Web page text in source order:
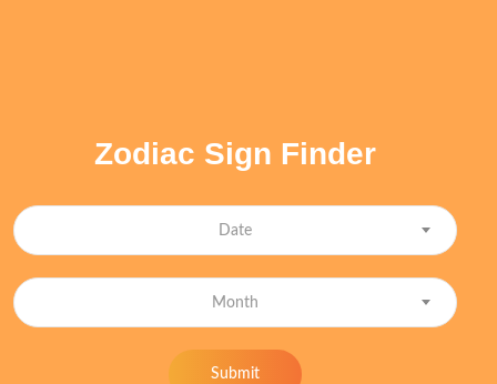
Zodiac Sign Finder
Date
Month
Submit